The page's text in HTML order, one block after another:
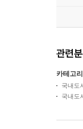
관련
카테고
국내도
국내도